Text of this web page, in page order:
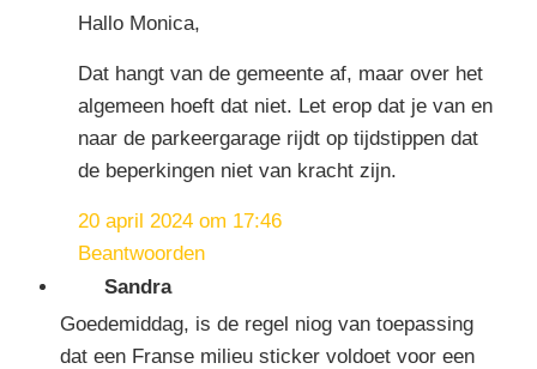
Hallo Monica,
Dat hangt van de gemeente af, maar over het
algemeen hoeft dat niet. Let erop dat je van en
naar de parkeergarage rijdt op tijdstippen dat
de beperkingen niet van kracht zijn.
20 april 2024 om 17:46
Beantwoorden
Sandra
Goedemiddag, is de regel niog van toepassing
dat een Franse milieu sticker voldoet voor een